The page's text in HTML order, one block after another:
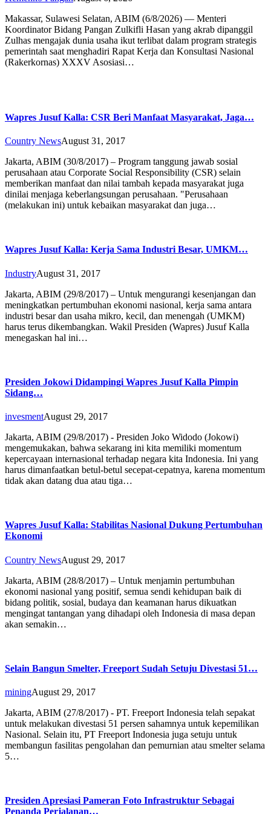
Makassar, Sulawesi Selatan, ABIM (6/8/2026) — Menteri
Koordinator Bidang Pangan Zulkifli Hasan yang akrab dipanggil
Zulhas mengajak dunia usaha ikut terlibat dalam program strategis
pemerintah saat menghadiri Rapat Kerja dan Konsultasi Nasional
(Rakerkornas) XXXV Asosiasi…
Wapres Jusuf Kalla: CSR Beri Manfaat Masyarakat, Jaga…
Country NewsAugust 31, 2017
Jakarta, ABIM (30/8/2017) – Program tanggung jawab sosial
perusahaan atau Corporate Social Responsibility (CSR) selain
memberikan manfaat dan nilai tambah kepada masyarakat juga
dinilai menjaga keberlangsungan perusahaan. "Perusahaan
(melakukan ini) untuk kebaikan masyarakat dan juga…
Wapres Jusuf Kalla: Kerja Sama Industri Besar, UMKM…
IndustryAugust 31, 2017
Jakarta, ABIM (29/8/2017) – Untuk mengurangi kesenjangan dan
meningkatkan pertumbuhan ekonomi nasional, kerja sama antara
industri besar dan usaha mikro, kecil, dan menengah (UMKM)
harus terus dikembangkan. Wakil Presiden (Wapres) Jusuf Kalla
menegaskan hal ini…
Presiden Jokowi Didampingi Wapres Jusuf Kalla Pimpin
Sidang…
invesmentAugust 29, 2017
Jakarta, ABIM (29/8/2017) - Presiden Joko Widodo (Jokowi)
mengemukakan, bahwa sekarang ini kita memiliki momentum
kepercayaan internasional terhadap negara kita Indonesia. Ini yang
harus dimanfaatkan betul-betul secepat-cepatnya, karena momentum
tidak akan datang dua atau tiga…
Wapres Jusuf Kalla: Stabilitas Nasional Dukung Pertumbuhan
Ekonomi
Country NewsAugust 29, 2017
Jakarta, ABIM (28/8/2017) – Untuk menjamin pertumbuhan
ekonomi nasional yang positif, semua sendi kehidupan baik di
bidang politik, sosial, budaya dan keamanan harus dikuatkan
mengingat tantangan yang dihadapi oleh Indonesia di masa depan
akan semakin…
Selain Bangun Smelter, Freeport Sudah Setuju Divestasi 51…
miningAugust 29, 2017
Jakarta, ABIM (27/8/2017) - PT. Freeport Indonesia telah sepakat
untuk melakukan divestasi 51 persen sahamnya untuk kepemilikan
Nasional. Selain itu, PT Freeport Indonesia juga setuju untuk
membangun fasilitas pengolahan dan pemurnian atau smelter selama
5…
Presiden Apresiasi Pameran Foto Infrastruktur Sebagai
Penanda Perjalanan…